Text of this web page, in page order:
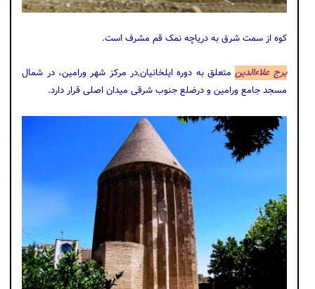
کوه از سمت شرق به دریاچه نمک قم مشرف است.
برج علاءالدینمتعلق به دوره ایلخانیان,در مرکز شهر ورامین، در شمال
مسجد جامع ورامین و درضلع جنوب شرقی میدان اصلی قرار دارد.